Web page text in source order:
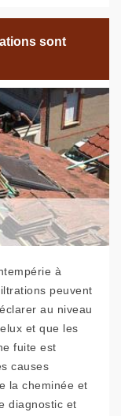
sont
à
peuvent
au niveau
et que les
fuite est
causes
la cheminée et
diagnostic et